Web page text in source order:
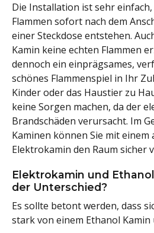
Die Installation ist sehr
Flammen sofort nach dem
einer Steckdose entstehen.
Kamin keine echten Flammen
dennoch ein einprägsames,
schönes Flammenspiel in Ihr
Kinder oder das Haustier zu
keine Sorgen machen, da der
Brandschäden verursacht. Im
Kaminen können Sie mit einem
Elektrokamin den Raum sicher
Elektrokamin und
der Unterschied?
Es sollte betont werden, dass
stark von einem Ethanol Kamin